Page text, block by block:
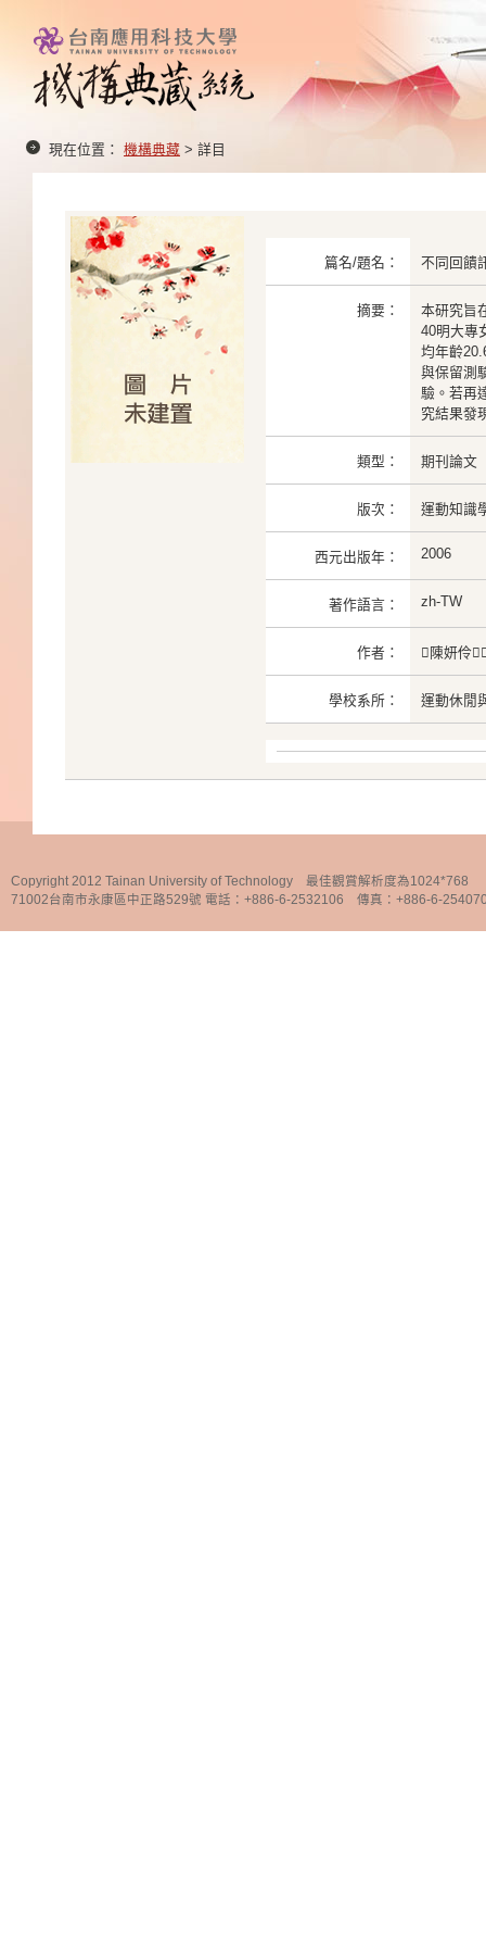
現在位置： 機構典藏 > 詳目
篇名/題名： 不同回饋
摘要：
本研究旨
40明大專
均年齡
與保留測
驗。若再
究結果發
類型： 期刊論文
版次： 運動知識
西元出版年： 2006
著作語言： zh-TW
作者： 陳妍伶
學校系所： 運動休閒
Copyright 2012 Tainan University of Technology 最佳觀賞解析度為1024*768
71002台南市永康區中正路529號 電話：+886-6-2532106 傳真：+886-6-